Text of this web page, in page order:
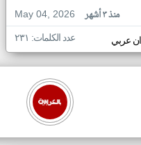
May 04, 2026
منذ ٣ أشهر
عربي عدد الكلمات: ٢٣١